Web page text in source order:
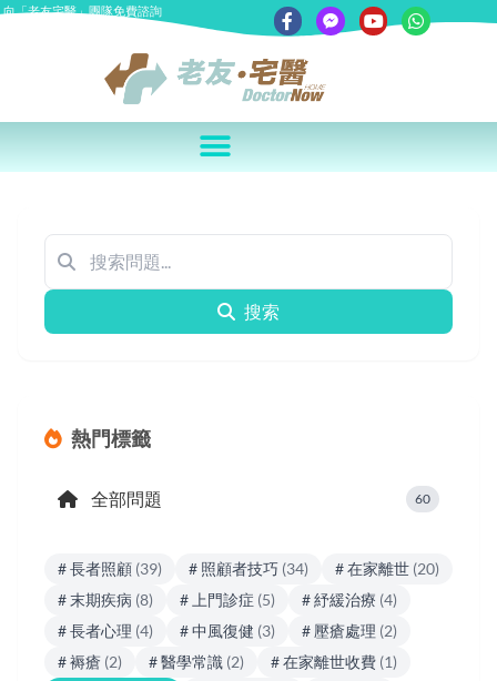
向「老友宅醫」團隊免費諮詢
搜索
熱門標籤
全部問題 60
# 長者照顧 (39) # 照顧者技巧 (34) # 在家離世 (20)
# 末期疾病 (8) # 上門診症 (5) # 紓緩治療 (4)
# 長者心理 (4) # 中風復健 (3) # 壓瘡處理 (2)
# 褥瘡 (2) # 醫學常識 (2) # 在家離世收費 (1)